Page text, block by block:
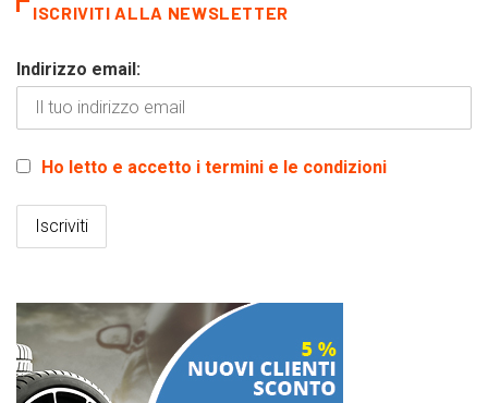
ISCRIVITI ALLA NEWSLETTER
Indirizzo email:
Ho letto e accetto i termini e le condizioni